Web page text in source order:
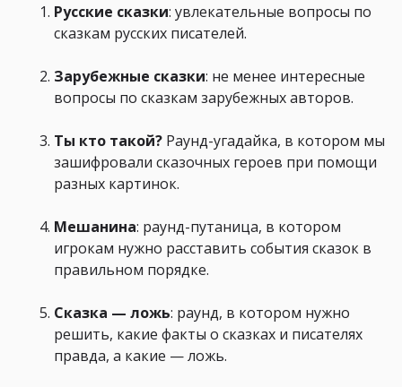
Русские сказки: увлекательные вопросы по
сказкам русских писателей.
Зарубежные сказки: не менее интересные
вопросы по сказкам зарубежных авторов.
Ты кто такой? Раунд-угадайка, в котором мы
зашифровали сказочных героев при помощи
разных картинок.
Мешанина: раунд-путаница, в котором
игрокам нужно расставить события сказок в
правильном порядке.
Сказка — ложь: раунд, в котором нужно
решить, какие факты о сказках и писателях
правда, а какие — ложь.